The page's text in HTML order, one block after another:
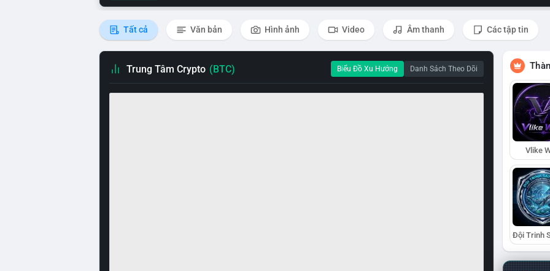
Tất cả Văn bản Hình ảnh Video Âm thanh Các tập tin
Trung Tâm Crypto (BTC) Biểu Đồ Xu Hướng Danh Sách Theo Dõi
Vlike